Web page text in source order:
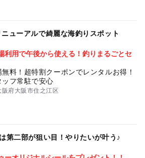
ューアルで綺麗な海釣りスポット
利用で午後から使える！釣りまるごとセ
無料！超特割クーポンでレンタルお得！
ッフ常駐で安心
阪府大阪市住之江区
第二部が狙い目！やりたいが叶う♪